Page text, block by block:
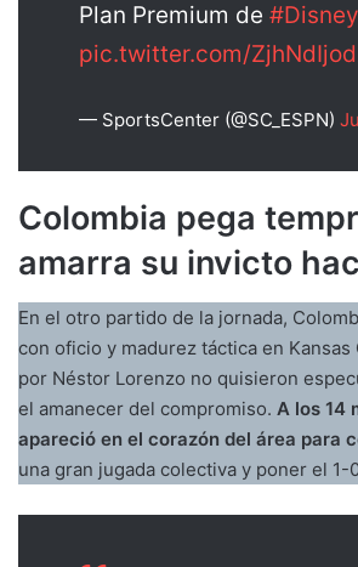
Plan Premium de
pic.twitter.com/
— SportsCenter (@SC_ESPN)
Colombia pega
amarra su invicto
En el otro partido de la jornada,
con oficio y madurez táctica en Kansas
por Néstor Lorenzo no quisieron
el amanecer del compromiso. A los 14
apareció en el corazón del área para
una gran jugada colectiva y poner el 1-